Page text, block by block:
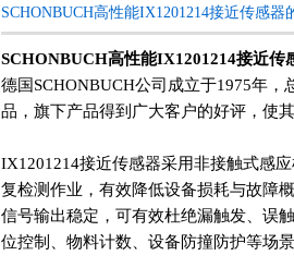
SCHONBUCH高性能IX1201214接近传感器
SCHONBUCH高性能IX1201214接近传
德国SCHONBUCH公司成立于1975年
品，旗下产品得到广大客户的好评，使
IX1201214接近传感器采用非接触式感
复检测作业，有效降低设备损耗与故障
信号输出稳定，可有效杜绝漏触发、误
位控制、物料计数、设备防撞防护等场景